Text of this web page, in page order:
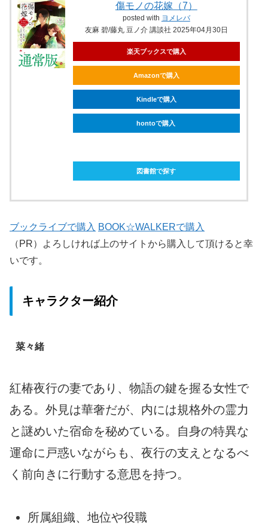
傷モノの花嫁（7）
posted with ヨメレバ
友麻 碧/藤丸 豆ノ介 講談社 2025年04月30日
楽天ブックスで購入
Amazonで購入
Kindleで購入
hontoで購入
図書館で探す
ブックライブで購入 BOOK☆WALKERで購入
（PR）よろしければ上のサイトから購入して頂けると幸
いです。
キャラクター紹介
菜々緒
紅椿夜行の妻であり、物語の鍵を握る女性で
ある。外見は華奢だが、内には規格外の霊力
と謎めいた宿命を秘めている。自身の特異な
運命に戸惑いながらも、夜行の支えとなるべ
く前向きに行動する意思を持つ。
所属組織、地位や役職